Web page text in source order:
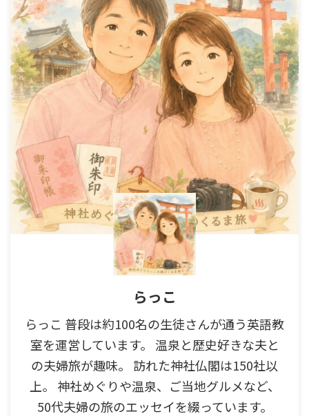
らっこ
らっこ 普段は約100名の生徒さんが通う英語教
室を運営しています。 温泉と歴史好きな夫と
の夫婦旅が趣味。 訪れた神社仏閣は150社以
上。 神社めぐりや温泉、ご当地グルメなど、
50代夫婦の旅のエッセイを綴っています。